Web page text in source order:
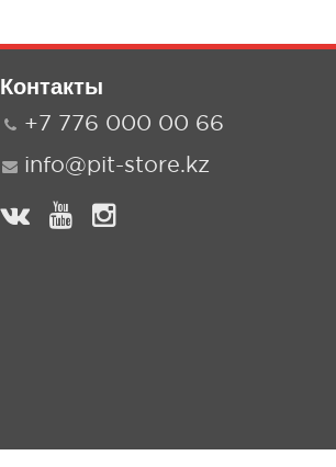
Контакты
+7 776 000 00 66
info@pit-store.kz